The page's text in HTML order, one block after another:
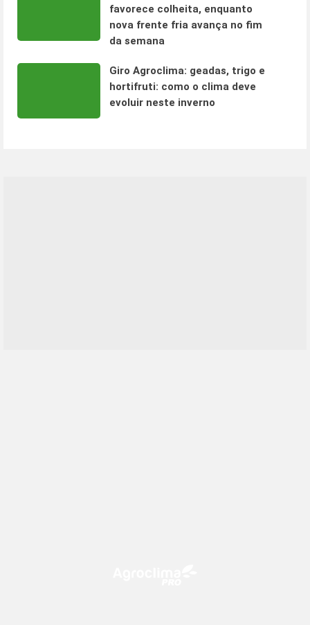
favorece colheita, enquanto
nova frente fria avança no fim
da semana
Giro Agroclima: geadas, trigo e
hortifruti: como o clima deve
evoluir neste inverno